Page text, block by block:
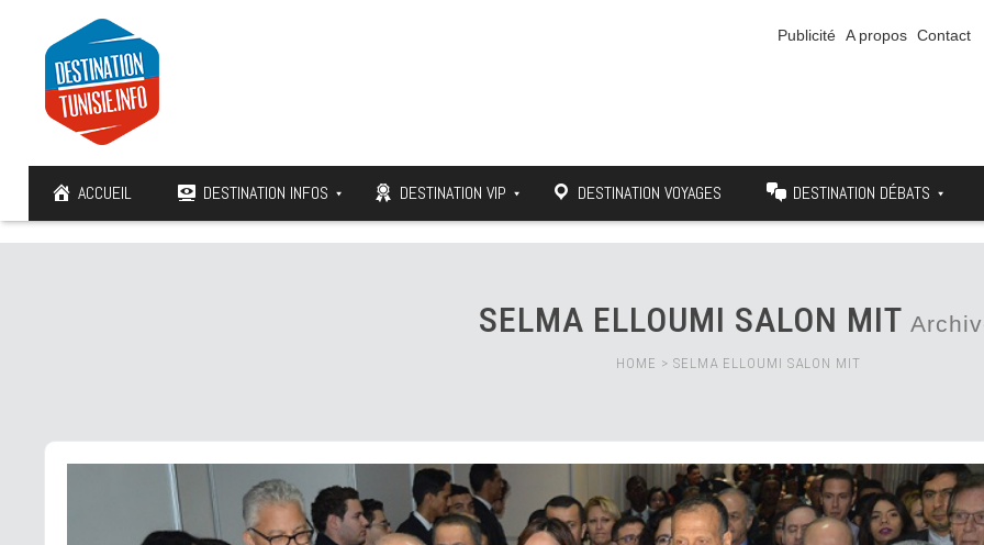
Publicité A propos Contact
ACCUEIL DESTINATION INFOS DESTINATION VIP DESTINATION VOYAGES DESTINATION DÉBATS
SELMA ELLOUMI SALON MIT
HOME > SELMA ELLOUMI SALON MIT